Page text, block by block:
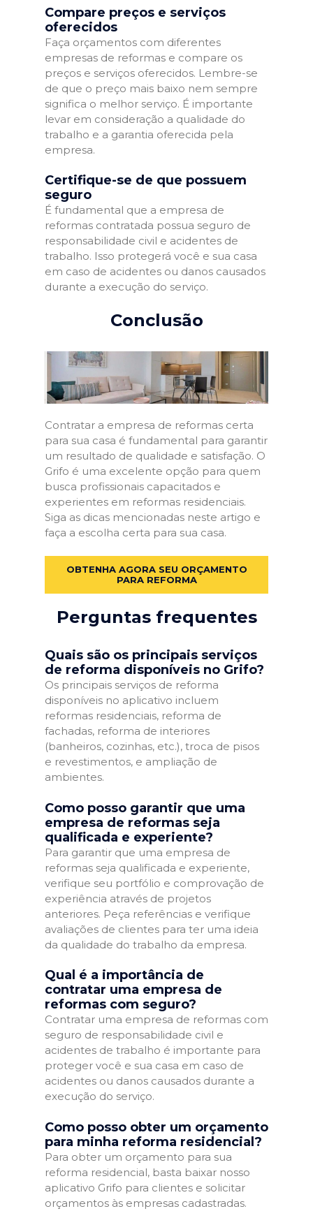
Compare preços e serviços
oferecidos
Faça orçamentos com diferentes
empresas de reformas e compare os
preços e serviços oferecidos. Lembre-se
de que o preço mais baixo nem sempre
significa o melhor serviço. É importante
levar em consideração a qualidade do
trabalho e a garantia oferecida pela
empresa.
Certifique-se de que possuem
seguro
É fundamental que a empresa de
reformas contratada possua seguro de
responsabilidade civil e acidentes de
trabalho. Isso protegerá você e sua casa
em caso de acidentes ou danos causados
durante a execução do serviço.
Conclusão
Contratar a empresa de reformas certa
para sua casa é fundamental para garantir
um resultado de qualidade e satisfação. O
Grifo é uma excelente opção para quem
busca profissionais capacitados e
experientes em reformas residenciais.
Siga as dicas mencionadas neste artigo e
faça a escolha certa para sua casa.
OBTENHA AGORA SEU ORÇAMENTO
PARA REFORMA
Perguntas frequentes
Quais são os principais serviços
de reforma disponíveis no Grifo?
Os principais serviços de reforma
disponíveis no aplicativo incluem
reformas residenciais, reforma de
fachadas, reforma de interiores
(banheiros, cozinhas, etc.), troca de pisos
e revestimentos, e ampliação de
ambientes.
Como posso garantir que uma
empresa de reformas seja
qualificada e experiente?
Para garantir que uma empresa de
reformas seja qualificada e experiente,
verifique seu portfólio e comprovação de
experiência através de projetos
anteriores. Peça referências e verifique
avaliações de clientes para ter uma ideia
da qualidade do trabalho da empresa.
Qual é a importância de
contratar uma empresa de
reformas com seguro?
Contratar uma empresa de reformas com
seguro de responsabilidade civil e
acidentes de trabalho é importante para
proteger você e sua casa em caso de
acidentes ou danos causados durante a
execução do serviço.
Como posso obter um orçamento
para minha reforma residencial?
Para obter um orçamento para sua
reforma residencial, basta baixar nosso
aplicativo Grifo para clientes e solicitar
orçamentos às empresas cadastradas.